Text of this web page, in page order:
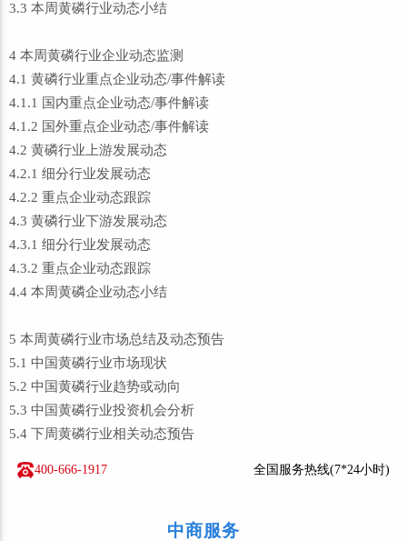
3.3 本周黄磷行业动态小结
4 本周黄磷行业企业动态监测
4.1 黄磷行业重点企业动态/事件解读
4.1.1 国内重点企业动态/事件解读
4.1.2 国外重点企业动态/事件解读
4.2 黄磷行业上游发展动态
4.2.1 细分行业发展动态
4.2.2 重点企业动态跟踪
4.3 黄磷行业下游发展动态
4.3.1 细分行业发展动态
4.3.2 重点企业动态跟踪
4.4 本周黄磷企业动态小结
5 本周黄磷行业市场总结及动态预告
5.1 中国黄磷行业市场现状
5.2 中国黄磷行业趋势或动向
5.3 中国黄磷行业投资机会分析
5.4 下周黄磷行业相关动态预告
400-666-1917 全国服务热线(7*24小时)
中商服务